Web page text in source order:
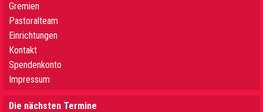
Gremien
Pastoralteam
Einrichtungen
Kontakt
Spendenkonto
Impressum
Die nächsten Termine